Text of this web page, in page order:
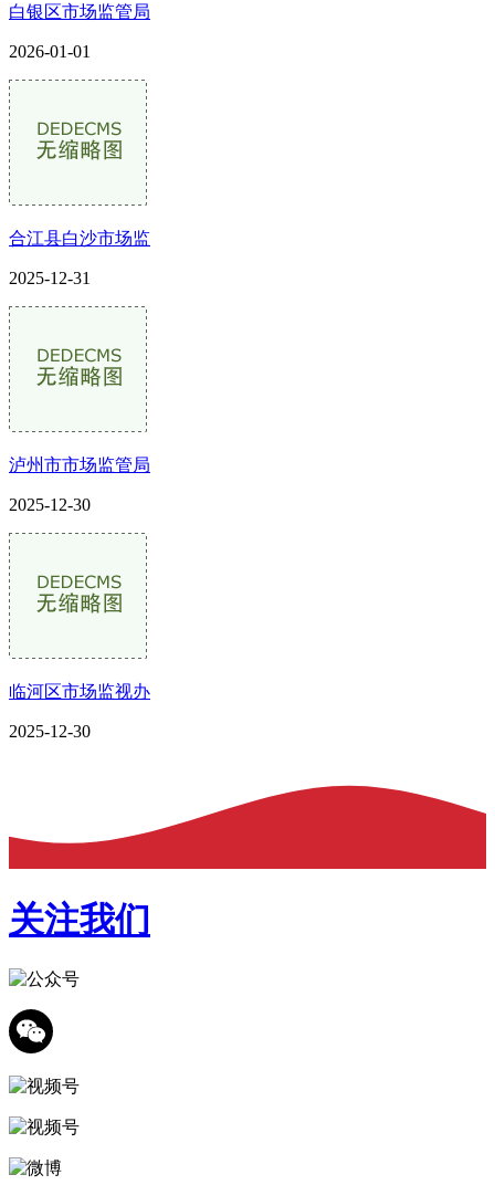
白银区市场监管局
2026-01-01
合江县白沙市场监
2025-12-31
泸州市市场监管局
2025-12-30
临河区市场监视办
2025-12-30
关注我们